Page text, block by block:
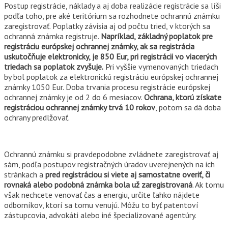
Postup registrácie, náklady a aj doba realizácie registrácie sa líši
podľa toho, pre aké teritórium sa rozhodnete ochrannú známku
zaregistrovať. Poplatky závisia aj od počtu tried, v ktorých sa
ochranná známka registruje. Napríklad, základný poplatok pre
registráciu európskej ochrannej známky, ak sa registrácia
uskutočňuje elektronicky, je 850 Eur, pri registrácii vo viacerých
triedach sa poplatok zvyšuje. Pri vyššie vymenovaných triedach
by bol poplatok za elektronickú registráciu európskej ochrannej
známky 1050 Eur. Doba trvania procesu registrácie európskej
ochrannej známky je od 2 do 6 mesiacov. Ochrana, ktorú získate
registráciou ochrannej známky trvá 10 rokov, potom sa dá doba
ochrany predlžovať.
Ochrannú známku si pravdepodobne zvládnete zaregistrovať aj
sám, podľa postupov registračných úradov uverejnených na ich
stránkach a pred registráciou si viete aj samostatne overiť, či
rovnaká alebo podobná známka bola už zaregistrovaná. Ak tomu
však nechcete venovať čas a energiu, určite ľahko nájdete
odborníkov, ktorí sa tomu venujú. Môžu to byť patentoví
zástupcovia, advokáti alebo iné špecializované agentúry.